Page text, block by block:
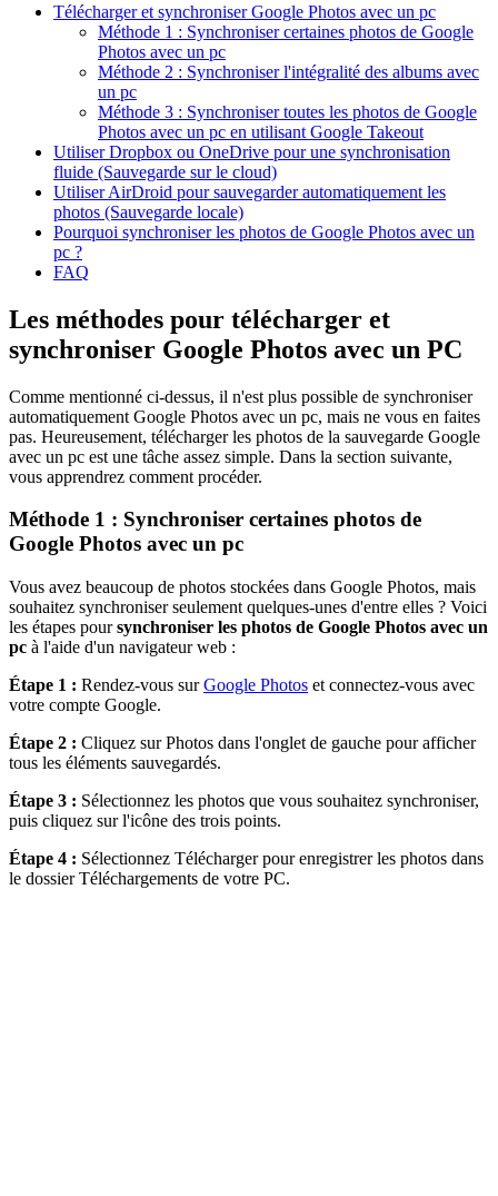
Télécharger et synchroniser Google Photos avec un pc
Méthode 1 : Synchroniser certaines photos de Google
Photos avec un pc
Méthode 2 : Synchroniser l'intégralité des albums avec
un pc
Méthode 3 : Synchroniser toutes les photos de Google
Photos avec un pc en utilisant Google Takeout
Utiliser Dropbox ou OneDrive pour une synchronisation
fluide (Sauvegarde sur le cloud)
Utiliser AirDroid pour sauvegarder automatiquement les
photos (Sauvegarde locale)
Pourquoi synchroniser les photos de Google Photos avec un
pc ?
FAQ
Les méthodes pour télécharger et
synchroniser Google Photos avec un PC
Comme mentionné ci-dessus, il n'est plus possible de synchroniser
automatiquement Google Photos avec un pc, mais ne vous en faites
pas. Heureusement, télécharger les photos de la sauvegarde Google
avec un pc est une tâche assez simple. Dans la section suivante,
vous apprendrez comment procéder.
Méthode 1 : Synchroniser certaines photos de
Google Photos avec un pc
Vous avez beaucoup de photos stockées dans Google Photos, mais
souhaitez synchroniser seulement quelques-unes d'entre elles ? Voici
les étapes poursynchroniser les photos de Google Photos avec un
pc à l'aide d'un navigateur web :
Étape 1 : Rendez-vous surGoogle Photos et connectez-vous avec
votre compte Google.
Étape 2 : Cliquez sur Photos dans l'onglet de gauche pour afficher
tous les éléments sauvegardés.
Étape 3 : Sélectionnez les photos que vous souhaitez synchroniser,
puis cliquez sur l'icône des trois points.
Étape 4 : Sélectionnez Télécharger pour enregistrer les photos dans
le dossier Téléchargements de votre PC.